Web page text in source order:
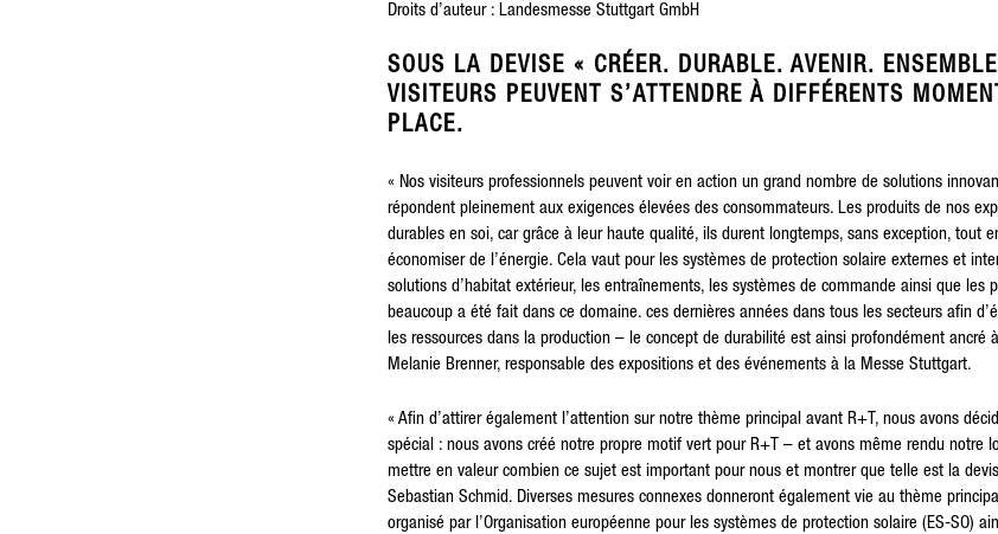
Droits d’auteur : Landesmesse Stuttgart GmbH
SOUS LA DEVISE « CRÉER. DURABLE. AVENIR.
VISITEURS PEUVENT S’ATTENDRE À DIFFÉRENTS
PLACE.
« Nos visiteurs professionnels peuvent voir en action un grand nombre de solutions
répondent pleinement aux exigences élevées des consommateurs. Les produits de nos
durables en soi, car grâce à leur haute qualité, ils durent longtemps, sans exception, tout
économiser de l’énergie. Cela vaut pour les systèmes de protection solaire externes et
solutions d’habitat extérieur, les entraînements, les systèmes de commande ainsi que les
beaucoup a été fait dans ce domaine. ces dernières années dans tous les secteurs afin
les ressources dans la production – le concept de durabilité est ainsi profondément ancré
Melanie Brenner, responsable des expositions et des événements à la Messe Stuttgart.
« Afin d’attirer également l’attention sur notre thème principal avant R+T, nous avons
spécial : nous avons créé notre propre motif vert pour R+T – et avons même rendu notre
mettre en valeur combien ce sujet est important pour nous et montrer que telle est la
Sebastian Schmid. Diverses mesures connexes donneront également vie au thème
organisé par l’Organisation européenne pour les systèmes de protection solaire (ES-SO)